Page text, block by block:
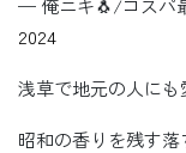
— 俺ニキ🐧/コスパ
2024
浅草で地元の人にも
昭和の香りを残す